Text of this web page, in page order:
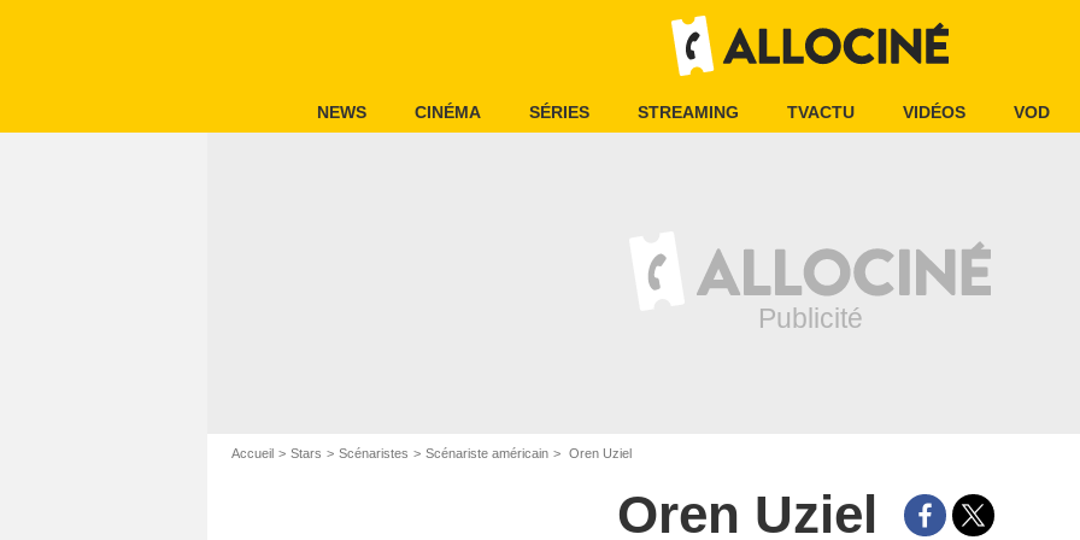
NEWS CINÉMA SÉRIES STREAMING TVACTU VIDÉOS VOD
Accueil Stars Scénaristes Scénariste américain Oren Uziel
Oren Uziel